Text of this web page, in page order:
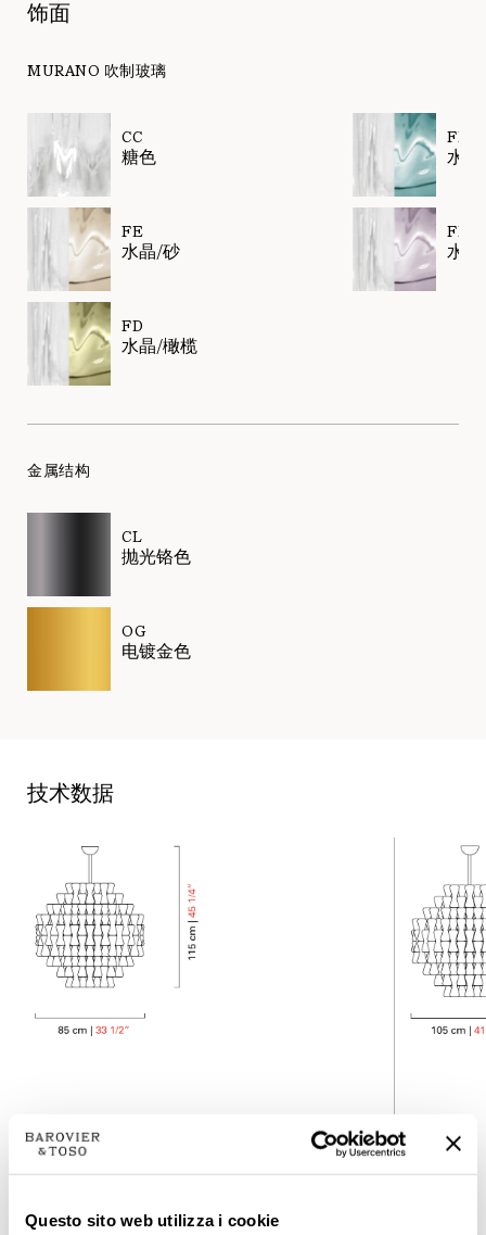
Questo sito web utilizza i cookie
饰面
MURANO 吹制玻璃
CC
糖色
FE
水晶/砂
FD
水晶/橄榄
FF
水
FP
水
金属结构
CL
抛光铬色
OG
电镀金色
技术数据